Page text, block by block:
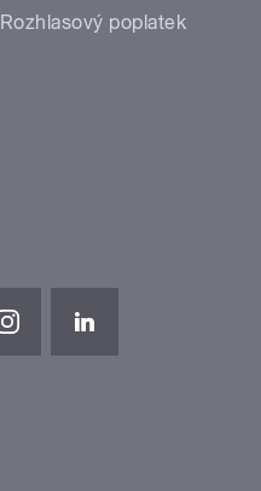
Rozhlasový poplatek